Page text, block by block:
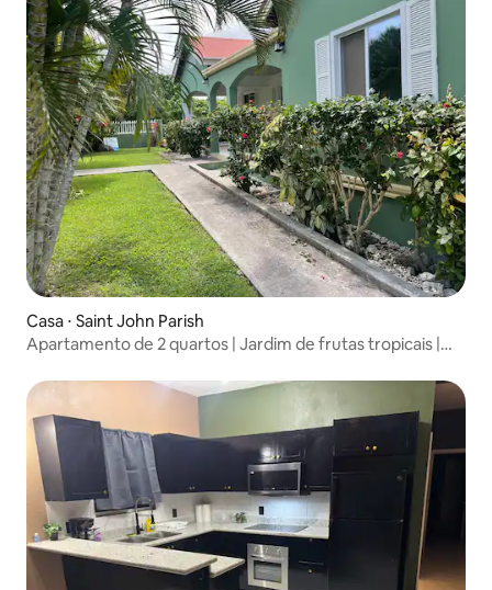
Casa ⋅ Saint John Parish
Apartamento de 2 quartos | Jardim de frutas tropicais |